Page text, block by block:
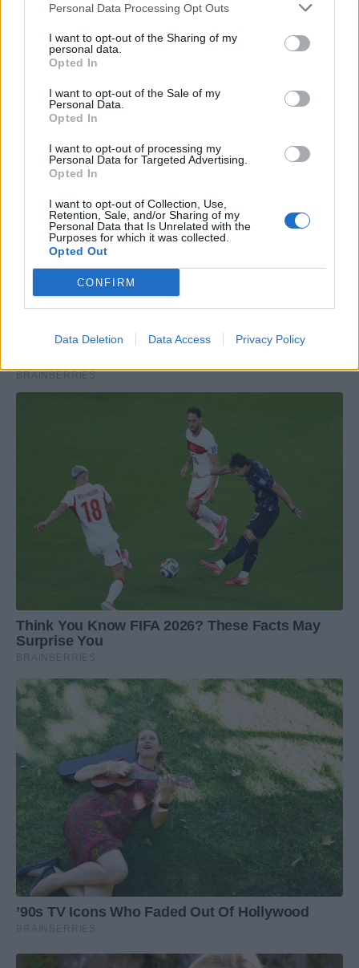
Personal Data Processing Opt Outs
I want to opt-out of the Sharing of my
personal data.
Opted In
I want to opt-out of the Sale of my
Personal Data.
Opted In
I want to opt-out of processing my
Personal Data for Targeted Advertising.
Opted In
I want to opt-out of Collection, Use,
Retention, Sale, and/or Sharing of my
Personal Data that Is Unrelated with the
Purposes for which it was collected.
Opted Out
CONFIRM
Data Deletion Data Access Privacy Policy